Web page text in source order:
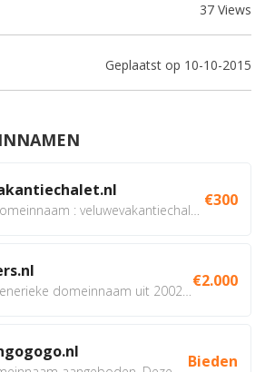
37 Views
Geplaatst op 10-10-2015
€300
€2.000
Bieden